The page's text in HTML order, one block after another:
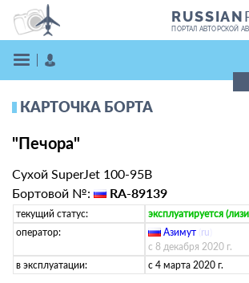
RUSSIAN
ПОРТАЛ АВТОРСКОЙ
Поиск фотографий
КАРТОЧКА БОРТА
"Печора"
Сухой SuperJet 100-95B
Бортовой №:
RA-89139
текущий статус:
эксплуатируется
оператор:
Азимут ru
с 8 декабря 2020 г.
в эксплуатации:
с 4 марта 2020 г.